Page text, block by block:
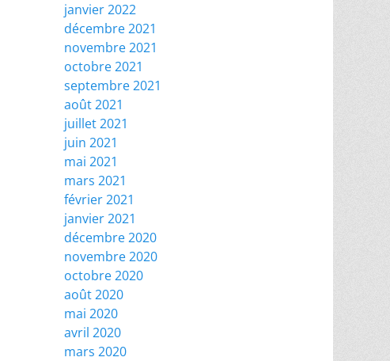
janvier 2022
décembre 2021
novembre 2021
octobre 2021
septembre 2021
août 2021
juillet 2021
juin 2021
mai 2021
mars 2021
février 2021
janvier 2021
décembre 2020
novembre 2020
octobre 2020
août 2020
mai 2020
avril 2020
mars 2020